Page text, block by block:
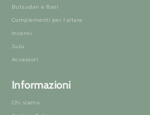
Butsudan e Basi
Complementi per l'altare
Incensi
Juzu
Accessori
Informazioni
Chi siamo